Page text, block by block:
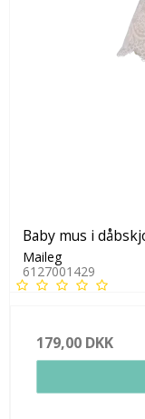
Baby mus i
Maileg
6127001429
179,00 DKK